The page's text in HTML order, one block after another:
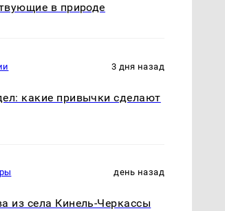
в природе
3 дня назад
какие привычки сделают
день назад
из села Кинель-Черкассы